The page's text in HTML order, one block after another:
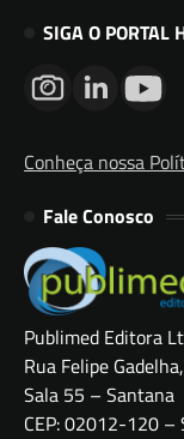
SIGA O PORTAL
Conheça nossa
Fale Conosco
Publimed Editora
Rua Felipe
Sala 55 – Santana
CEP: 02012-120 –